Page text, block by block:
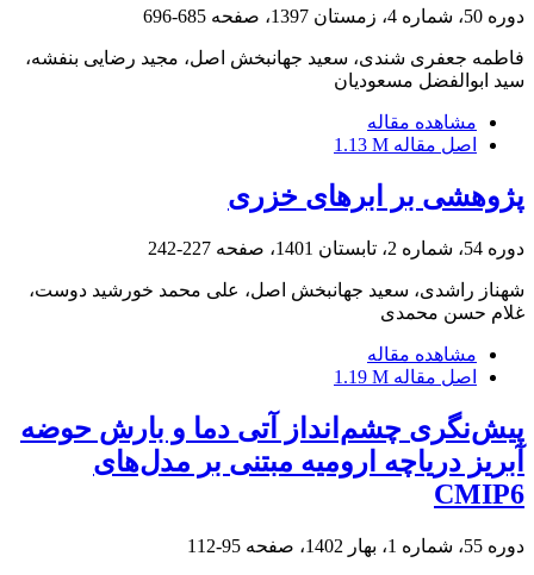
دوره 50، شماره 4، زمستان 1397، صفحه 685-696
فاطمه جعفری شندی، سعید جهانبخش اصل، مجید رضایی بنفشه،
سید ابوالفضل مسعودیان
مشاهده مقاله
اصل مقاله 1.13 M
پژوهشی بر ابرهای خزری
دوره 54، شماره 2، تابستان 1401، صفحه 227-242
شهناز راشدی، سعید جهانبخش اصل، علی محمد خورشید دوست،
غلام حسن محمدی
مشاهده مقاله
اصل مقاله 1.19 M
پیش‌نگری چشم‌انداز آتی دما و بارش حوضه
آبریز دریاچه ارومیه مبتنی بر مدل‌های
CMIP6
دوره 55، شماره 1، بهار 1402، صفحه 95-112